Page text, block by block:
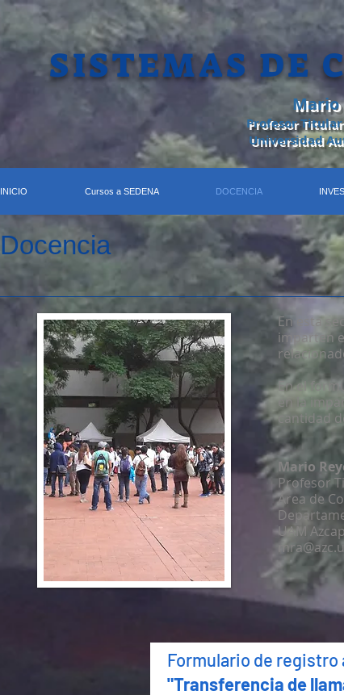
SISTEMAS DE​
Mario
Profesor
Universidad
INICIO Cursos a SEDENA DOCENCIA
Docencia
En esta
imparten
En el
en la
cantidad
Mario
Profesor
Área de
UAM
Formulario de registro
"Transferencia de